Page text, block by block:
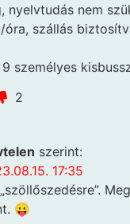
nyelvtudás nem
óra, szállás
személyes
2
szerint:
17:35
😛